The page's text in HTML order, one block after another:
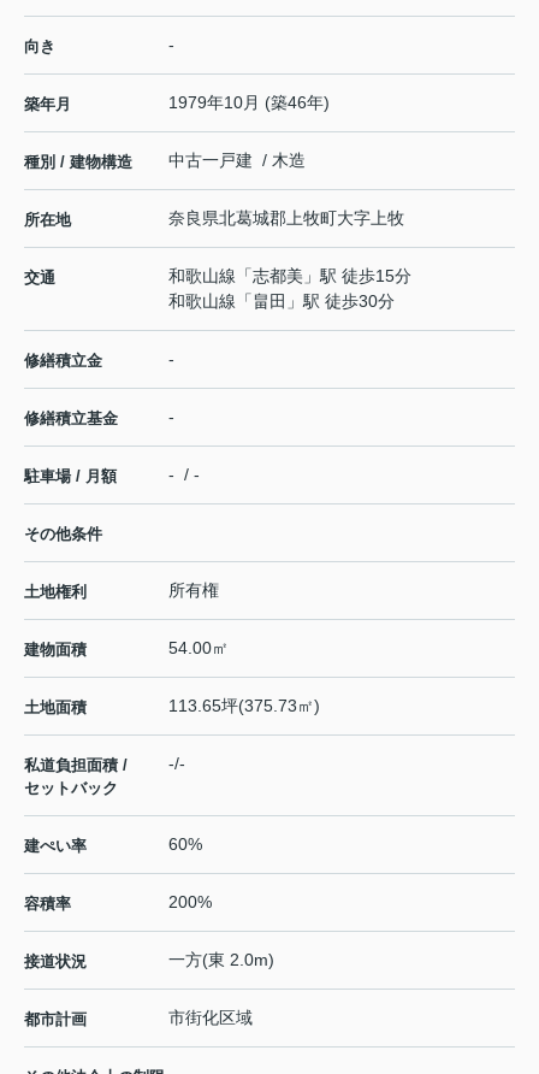
向き -
築年月 1979年10月 (築46年)
種別 / 建物構造 中古一戸建 / 木造
所在地 奈良県北葛城郡上牧町大字上牧
交通 和歌山線 「志都美 」駅 徒歩15分
和歌山線 「畠田 」駅 徒歩30分
修繕積立金 -
修繕積立基金 -
駐車場 / 月額 - / -
その他条件
土地権利 所有権
建物面積 54.00㎡
土地面積 113.65坪(375.73㎡)
私道負担面積 /
セットバック
-/-
建ぺい率 60%
容積率 200%
接道状況 一方(東 2.0m)
都市計画 市街化区域